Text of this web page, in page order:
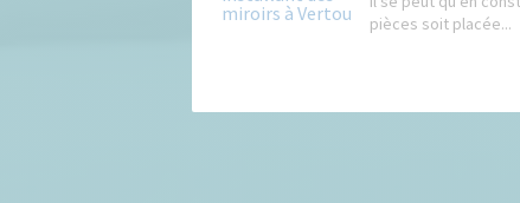
pièces soit placée...